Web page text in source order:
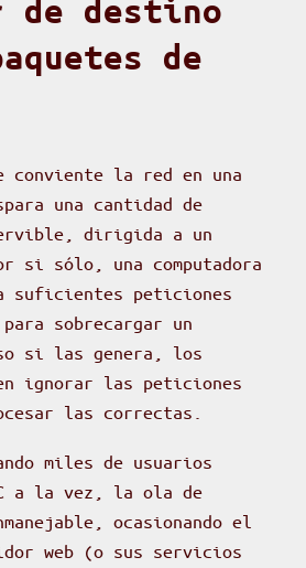
de destino
de
conviente la red en una
una cantidad de
dirigida a un
si sólo, una computadora
suficientes peticiones
para sobrecargar un
si las genera, los
ignorar las peticiones
las correctas.
miles de usuarios
a la vez, la ola de
ocasionando el
web (o sus servicios